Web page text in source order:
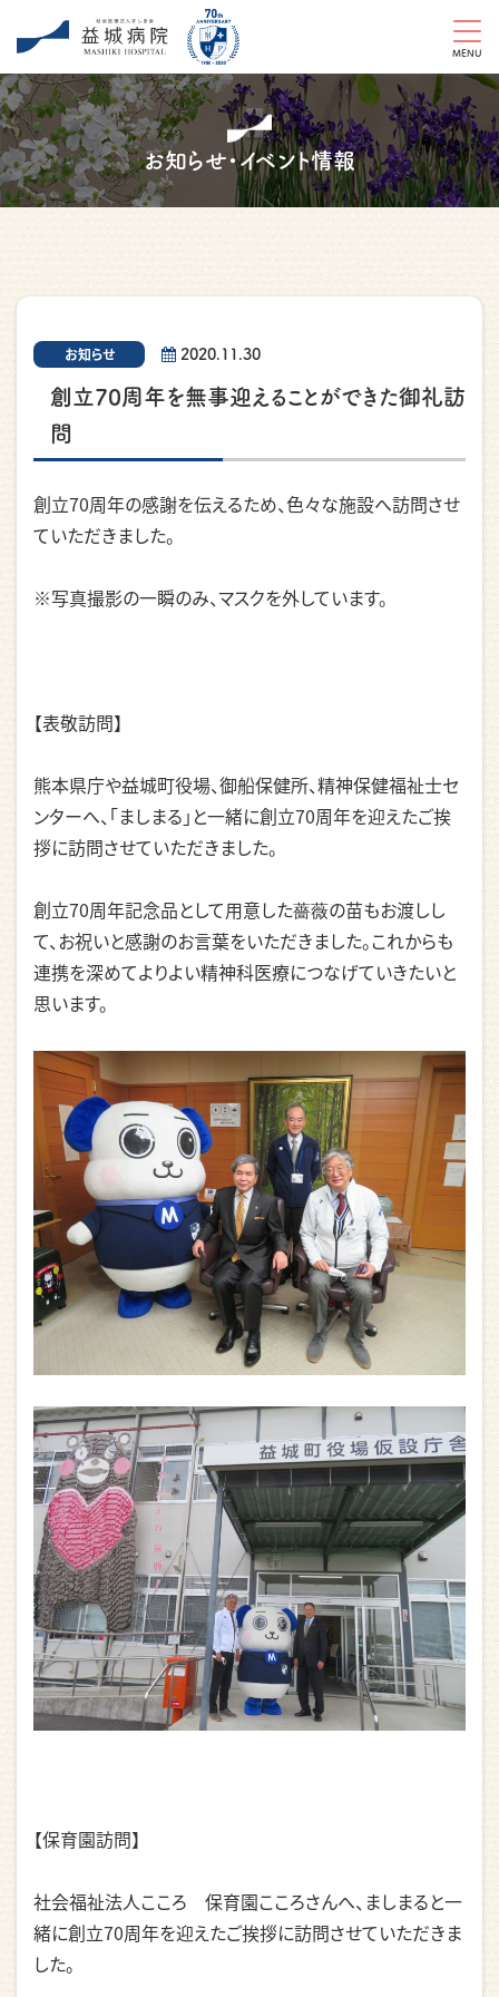
MENU
お知らせ・イベント情報
お知らせ 2020.11.30
創立70周年を無事迎えることができた御礼訪
問
創立70周年の感謝を伝えるため、色々な施設へ訪問させ
ていただきました。
※写真撮影の一瞬のみ、マスクを外しています。
【表敬訪問】
熊本県庁や益城町役場、御船保健所、精神保健福祉士セ
ンターへ、「ましまる」と一緒に創立70周年を迎えたご挨
拶に訪問させていただきました。
創立70周年記念品として用意した薔薇の苗もお渡しし
て、お祝いと感謝のお言葉をいただきました。これからも
連携を深めてよりよい精神科医療につなげていきたいと
思います。
【保育園訪問】
社会福祉法人こころ 保育園こころさんへ、ましまると一
緒に創立70周年を迎えたご挨拶に訪問させていただきま
した。